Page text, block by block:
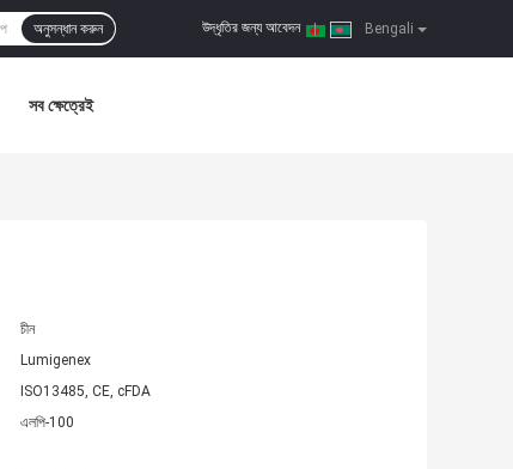
Bengali
উদ্ধৃতির জন্য আবেদন |
অনুসন্ধান করুন
সব ক্ষেত্রেই
চীন
Lumigenex
ISO13485, CE, cFDA
এলপি-100